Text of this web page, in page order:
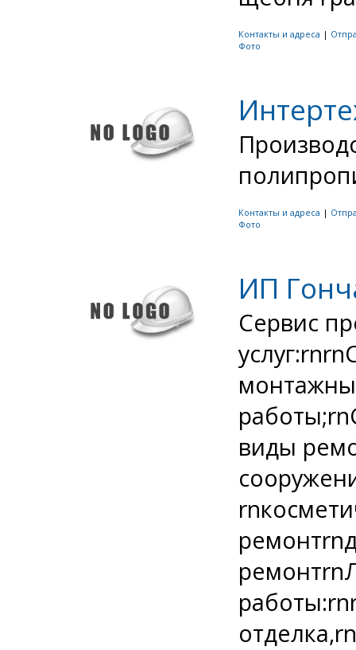
Контакты и адреса |
Фото
Контакты и адреса |
Фото
ИП
Сервис
виды